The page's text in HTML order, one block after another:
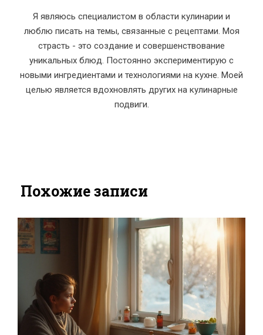
Я являюсь специалистом в области кулинарии и
люблю писать на темы, связанные с рецептами. Моя
страсть - это создание и совершенствование
уникальных блюд. Постоянно экспериментирую с
новыми ингредиентами и технологиями на кухне. Моей
целью является вдохновлять других на кулинарные
подвиги.
Похожие записи